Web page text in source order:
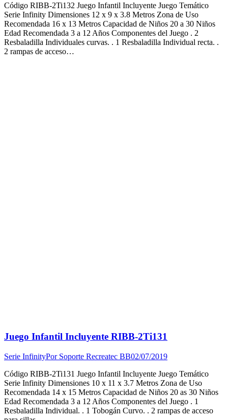
Código RIBB-2Ti132 Juego Infantil Incluyente Juego Temático
Serie Infinity Dimensiones 12 x 9 x 3.8 Metros Zona de Uso
Recomendada 16 x 13 Metros Capacidad de Niños 20 a 30 Niños
Edad Recomendada 3 a 12 Años Componentes del Juego . 2
Resbaladilla Individuales curvas. . 1 Resbaladilla Individual recta. .
2 rampas de acceso…
Juego Infantil Incluyente RIBB-2Ti131
Serie InfinityPor Soporte Recreatec BB02/07/2019
Código RIBB-2Ti131 Juego Infantil Incluyente Juego Temático
Serie Infinity Dimensiones 10 x 11 x 3.7 Metros Zona de Uso
Recomendada 14 x 15 Metros Capacidad de Niños 20 as 30 Niños
Edad Recomendada 3 a 12 Años Componentes del Juego . 1
Resbaladilla Individual. . 1 Tobogán Curvo. . 2 rampas de acceso